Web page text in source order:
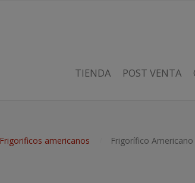
TIENDA POST VENTA
Frigorificos americanos Frigorífico